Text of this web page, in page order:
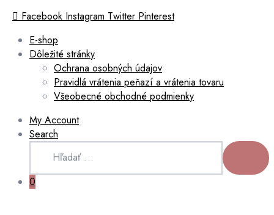
Facebook Instagram Twitter Pinterest
E-shop
Dôležité stránky
Ochrana osobných údajov
Pravidlá vrátenia peňazí a vrátenia tovaru
Všeobecné obchodné podmienky
My Account
Search
HĽADAŤ
0